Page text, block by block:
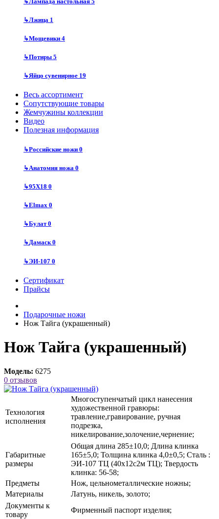
↳Лжица 1
↳Мощевики 4
↳Потиры 5
↳Яйцо сувенирное 19
Весь ассортимент
Сопутствующие товары
Жемчужины коллекции
Видео
Полезная информация
↳Российские ножи 0
↳Анатомия ножа 0
↳95Х18 0
↳Elmax 0
↳Булат0
↳Дамаск0
↳ЭИ-107 0
Сертификат
Прайсы
Подарочные ножи
Нож Тайга (украшенный)
Нож Тайга (украшенный)
Модель: 6275
0 отзывов
Технология
исполнения
Многоступенчатый цикл нанесения
художественной гравюры:
травление,гравирование, ручная
подрезка,
никелирование,золочение,чернение;
Габаритные
размеры
Общая длина 285±10,0; Длина клинка
165±5,0; Толщина клинка 4,0±0,5; Сталь :
ЭИ-107 ТЦ (40х12с2м ТЦ); Твердость
клинка: 56-58;
Предметы
Нож, цельнометаллические ножны;
Материалы
Латунь, никель, золото;
Документы к
товару
Фирменный паспорт изделия;